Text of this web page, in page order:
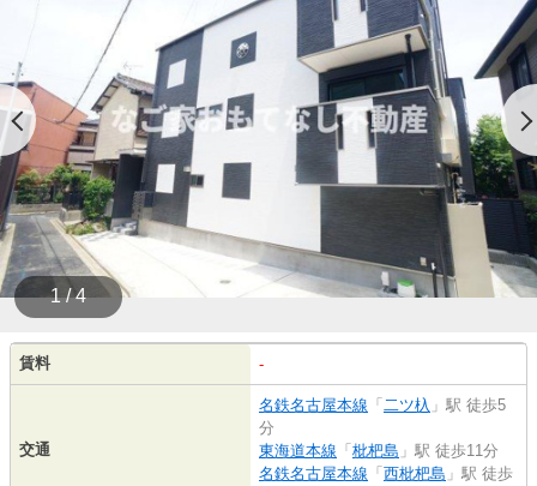
1 / 4
賃料 -
交通
名鉄名古屋本線 「 二ツ杁 」駅 徒歩5
分
東海道本線 「 枇杷島 」駅 徒歩11分
名鉄名古屋本線 「 西枇杷島 」駅 徒歩